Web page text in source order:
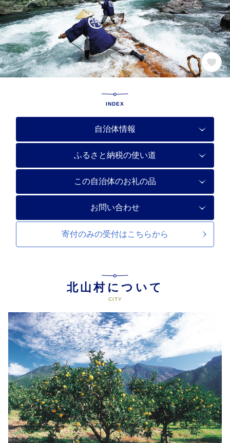
INDEX
自治体情報
ふるさと納税の使い道
この自治体のお礼の品
お問い合わせ
寄付のみの受付はこちらから
北山村について